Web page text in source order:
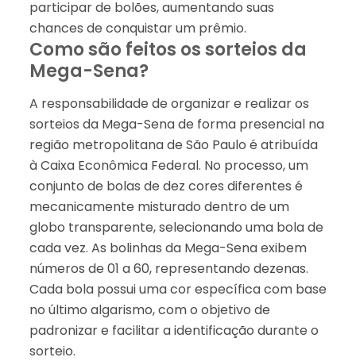
participar de bolões, aumentando suas
chances de conquistar um prêmio.
Como são feitos os sorteios da
Mega-Sena?
A responsabilidade de organizar e realizar os
sorteios da Mega-Sena de forma presencial na
região metropolitana de São Paulo é atribuída
à Caixa Econômica Federal. No processo, um
conjunto de bolas de dez cores diferentes é
mecanicamente misturado dentro de um
globo transparente, selecionando uma bola de
cada vez. As bolinhas da Mega-Sena exibem
números de 01 a 60, representando dezenas.
Cada bola possui uma cor específica com base
no último algarismo, com o objetivo de
padronizar e facilitar a identificação durante o
sorteio.